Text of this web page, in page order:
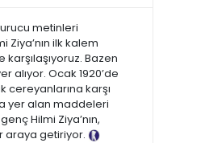
metinleri
Ziya’nın ilk kalem
Bazen
alıyor. Ocak 1920’de
cereyanlarına karşı
yer alan maddeleri
Hilmi Ziya’nın,
araya getiriyor.
Tanıtım